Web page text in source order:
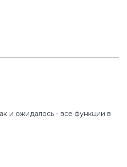
и ожидалось - все функции в